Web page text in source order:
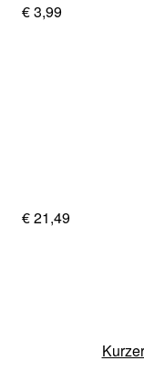
€ 3,99
€ 21,49